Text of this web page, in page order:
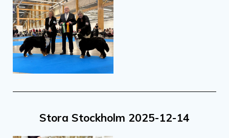
Stora Stockholm 2025-12-14